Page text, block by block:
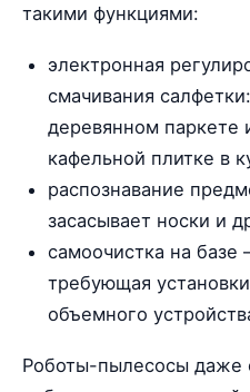
такими функциями:
электронная
смачивания
деревянном паркете
кафельной плитке в
распознавание
засасывает носки и
самоочистка на базе
требующая
объемного
Роботы-пылесосы даже